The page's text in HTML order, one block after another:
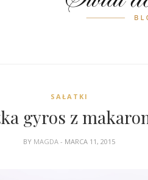
SAŁATKI
gyros z
BY MAGDA- MARCA 11, 2015